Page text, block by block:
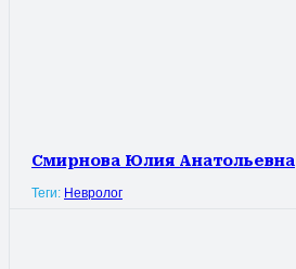
Смирнова Юлия Анатольевна
Теги: Невролог